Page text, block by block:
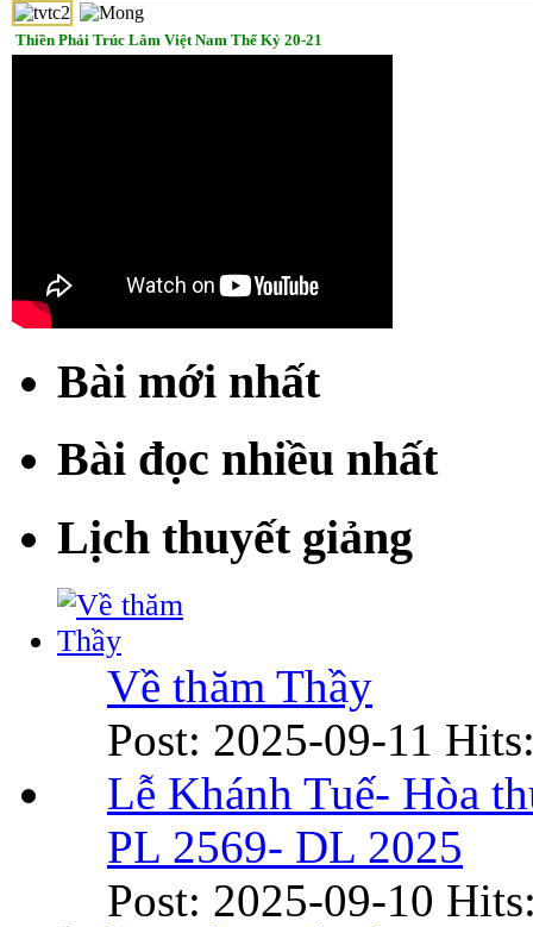
Thiền Phái Trúc Lâm Việt Nam Thế Kỷ 20-21
Bài mới nhất
Bài đọc nhiều nhất
Lịch thuyết giảng
Về thăm Thầy
Post: 2025-09-11
Lễ Khánh Tuế- Hòa
PL 2569- DL 2025
Post: 2025-09-10